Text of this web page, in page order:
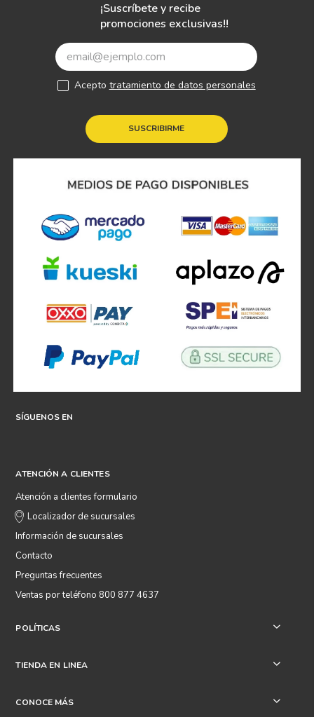
¡Suscríbete y recibe
promociones exclusivas!!
SUSCRIBIRME
Acepto tratamiento de datos personales
SÍGUENOS EN
ATENCIÓN A CLIENTES
Atención a clientes formulario
Localizador de sucursales
Información de sucursales
Contacto
Preguntas frecuentes
Ventas por teléfono 800 877 4637
POLÍTICAS +
TIENDA EN LINEA +
CONOCE MÁS +